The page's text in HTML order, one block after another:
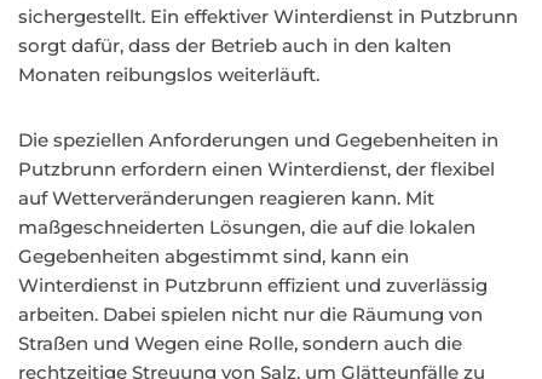
sichergestellt. Ein effektiver Winterdienst in Putzbrunn
sorgt dafür, dass der Betrieb auch in den kalten
Monaten reibungslos weiterläuft.
Die speziellen Anforderungen und Gegebenheiten in
Putzbrunn erfordern einen Winterdienst, der flexibel
auf Wetterveränderungen reagieren kann. Mit
maßgeschneiderten Lösungen, die auf die lokalen
Gegebenheiten abgestimmt sind, kann ein
Winterdienst in Putzbrunn effizient und zuverlässig
arbeiten. Dabei spielen nicht nur die Räumung von
Straßen und Wegen eine Rolle, sondern auch die
rechtzeitige Streuung von Salz, um Glätteunfälle zu